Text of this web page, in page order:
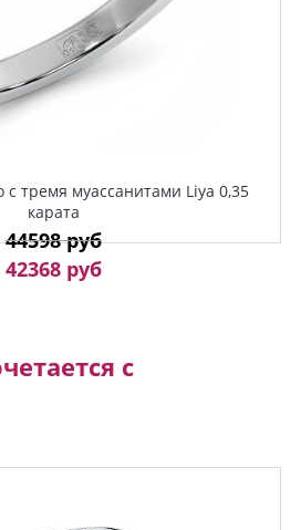
с тремя муассанитами Liya 0,35
карата
44598 руб
42368 руб
с